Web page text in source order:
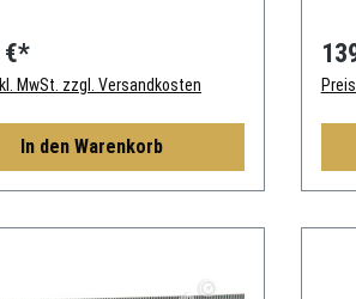
€*
MwSt. zzgl. Versandkosten
In den Warenkorb